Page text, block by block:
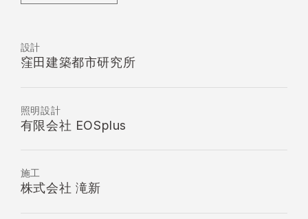
設計
窪田建築都市研究所
照明設計
有限会社 EOSplus
施工
株式会社 滝新